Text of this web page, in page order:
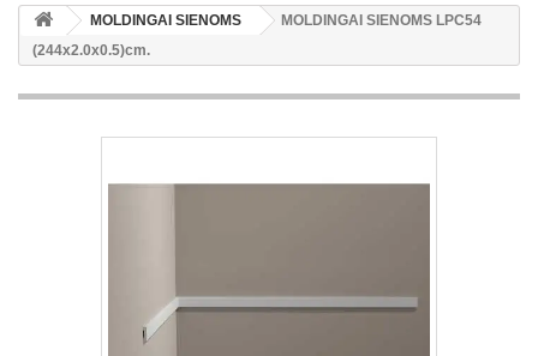
MOLDINGAI SIENOMS
MOLDINGAI SIENOMS LPC54
(244x2.0x0.5)cm.